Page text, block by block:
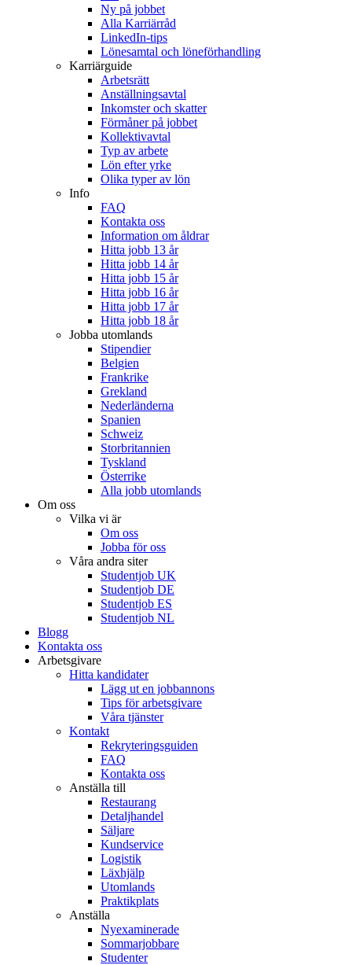
Ny på jobbet
Alla Karriärråd
LinkedIn-tips
Lönesamtal och löneförhandling
Karriärguide
Arbetsrätt
Anställningsavtal
Inkomster och skatter
Förmåner på jobbet
Kollektivavtal
Typ av arbete
Lön efter yrke
Olika typer av lön
Info
FAQ
Kontakta oss
Information om åldrar
Hitta jobb 13 år
Hitta jobb 14 år
Hitta jobb 15 år
Hitta jobb 16 år
Hitta jobb 17 år
Hitta jobb 18 år
Jobba utomlands
Stipendier
Belgien
Frankrike
Grekland
Nederländerna
Spanien
Schweiz
Storbritannien
Tyskland
Österrike
Alla jobb utomlands
Om oss
Vilka vi är
Om oss
Jobba för oss
Våra andra siter
Studentjob UK
Studentjob DE
Studentjob ES
Studentjob NL
Blogg
Kontakta oss
Arbetsgivare
Hitta kandidater
Lägg ut en jobbannons
Tips för arbetsgivare
Våra tjänster
Kontakt
Rekryteringsguiden
FAQ
Kontakta oss
Anställa till
Restaurang
Detaljhandel
Säljare
Kundservice
Logistik
Läxhjälp
Utomlands
Praktikplats
Anställa
Nyexaminerade
Sommarjobbare
Studenter